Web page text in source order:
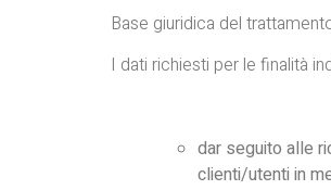
Base giuridica del
I dati richiesti per le finalità
dar seguito alle
clienti/utenti in